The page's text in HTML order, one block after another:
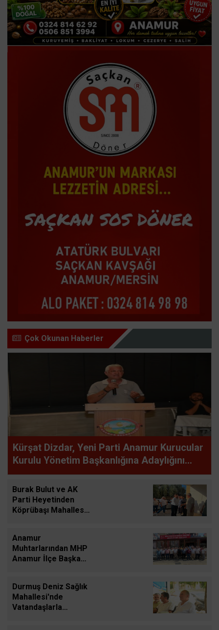
Çok Okunan Haberler
Kürşat Dizdar, Yeni Parti Anamur Kurucular
Kurulu Yönetim Başkanlığına Adaylığını
Açıkladı
Burak Bulut ve AK
Parti Heyetinden
Köprübaşı Mahallesi
Anamur
Muhtarlarından MHP
Anamur İlçe Başkanı
Durmuş Deniz Sağlık
Mahallesi'nde
Vatandaşlarla